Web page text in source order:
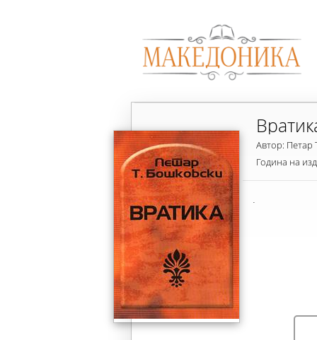
Автор: Петар
Година на
.